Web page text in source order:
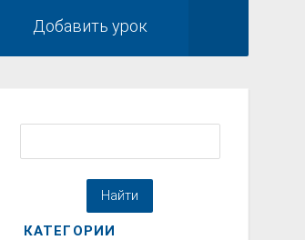
Добавить урок
КАТЕГОРИИ